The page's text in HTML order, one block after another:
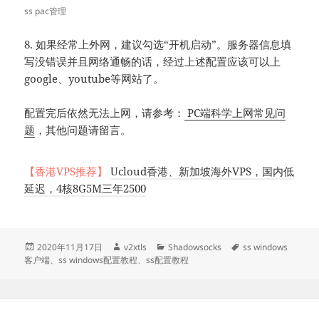
ss pac管理
8. 如果经常上外网，建议勾选“开机启动”。服务器信息填
写没错误并且网络通畅的话，经过上述配置应该可以上
google、youtube等网站了。
配置完后依然无法上网，请参考： PC端科学上网常见问
题 ，其他问题请留言。
【香港VPS推荐】
Ucloud香港、新加坡海外VPS，国内低
延迟，4核8G5M三年2500
发
布
2020年11月17日
作
者
v2xtls
分
类
Shadowsocks
标
ss windows
客户端、ss windows配置教程、ss配置教程